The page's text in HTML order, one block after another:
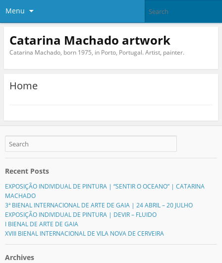
Menu
Catarina Machado artwork
Catarina Machado, born 1975, in Porto, Portugal. Artist, painter.
Home
Recent Posts
EXPOSIÇÃO INDIVIDUAL DE PINTURA | “SENTIR O OCEANO” | CATARINA
MACHADO
3ª BIENAL INTERNACIONAL DE ARTE DE GAIA | 24 ABRIL – 20 JULHO
EXPOSIÇÃO INDIVIDUAL DE PINTURA | DEVIR – FLUIDO
I BIENAL DE ARTE DE GAIA
XVIII BIENAL INTERNACIONAL DE VILA NOVA DE CERVEIRA
Archives